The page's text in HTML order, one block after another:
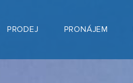
PRODEJ PRONÁJEM